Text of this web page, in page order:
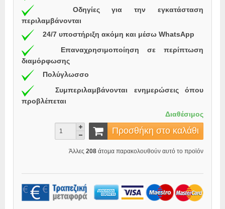
Οδηγίες για την εγκατάσταση
περιλαμβάνονται
24/7 υποστήριξη ακόμη και μέσω WhatsApp
Επαναχρησιμοποίηση σε περίπτωση
διαμόρφωσης
Πολύγλωσσο
Συμπεριλαμβάνονται ενημερώσεις όπου
προβλέπεται
Διαθέσιμος
Προσθήκη στο καλάθι
Άλλες 208 άτομα παρακολουθούν αυτό το προϊόν